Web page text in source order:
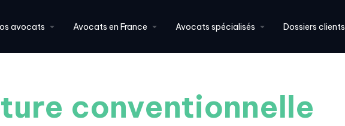
avocats Avocats en France Avocats spécialisés Dossiers clients
conventionnelle